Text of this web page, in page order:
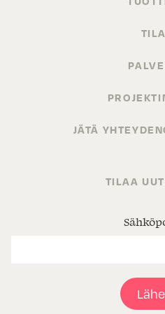
JÄTÄ
TILAA